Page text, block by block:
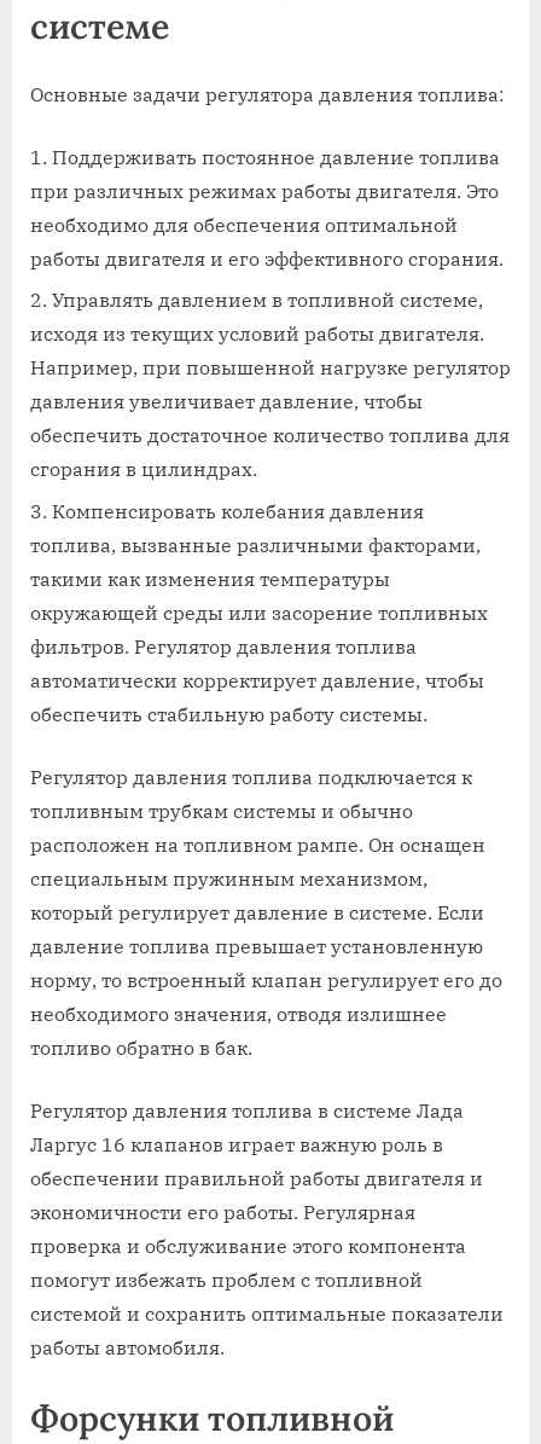
системе
Основные задачи регулятора давления топлива:
Поддерживать постоянное давление топлива
при различных режимах работы двигателя. Это
необходимо для обеспечения оптимальной
работы двигателя и его эффективного сгорания.
Управлять давлением в топливной системе,
исходя из текущих условий работы двигателя.
Например, при повышенной нагрузке регулятор
давления увеличивает давление, чтобы
обеспечить достаточное количество топлива для
сгорания в цилиндрах.
Компенсировать колебания давления
топлива, вызванные различными факторами,
такими как изменения температуры
окружающей среды или засорение топливных
фильтров. Регулятор давления топлива
автоматически корректирует давление, чтобы
обеспечить стабильную работу системы.
Регулятор давления топлива подключается к
топливным трубкам системы и обычно
расположен на топливном рампе. Он оснащен
специальным пружинным механизмом,
который регулирует давление в системе. Если
давление топлива превышает установленную
норму, то встроенный клапан регулирует его до
необходимого значения, отводя излишнее
топливо обратно в бак.
Регулятор давления топлива в системе Лада
Ларгус 16 клапанов играет важную роль в
обеспечении правильной работы двигателя и
экономичности его работы. Регулярная
проверка и обслуживание этого компонента
помогут избежать проблем с топливной
системой и сохранить оптимальные показатели
работы автомобиля.
Форсунки топливной